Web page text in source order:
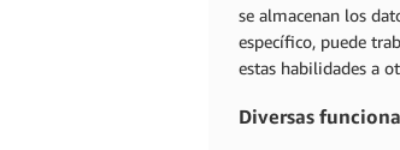
se almacenan los
específico, puede
estas habilidades a
Diversas